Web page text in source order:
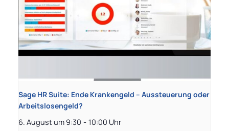
Sage HR Suite: Ende Krankengeld – Aussteuerung oder
Arbeitslosengeld?
6. August um 9:30 - 10:00